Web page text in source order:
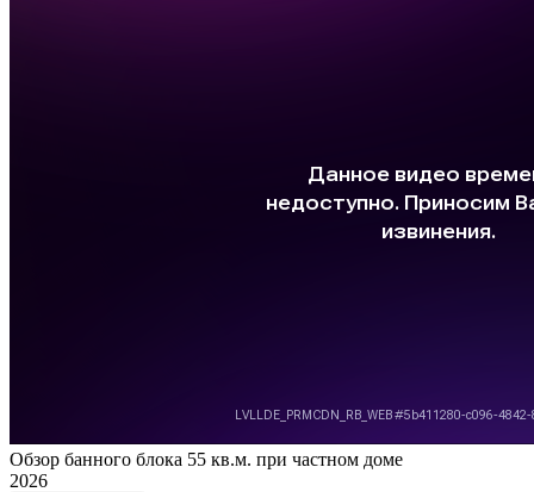
Обзор банного блока 55 кв.м. при частном доме
2026